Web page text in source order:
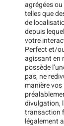
agrégées
telles que
de
depuis
votre
Perfect et/
agissant en
possède
pas, ne
manière
divulgation,
transaction
légalement